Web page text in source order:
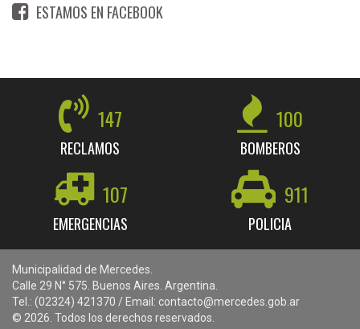
ESTAMOS EN FACEBOOK
147
RECLAMOS
100
BOMBEROS
107
EMERGENCIAS
911
POLICIA
Municipalidad de Mercedes.
Calle 29 N° 575. Buenos Aires. Argentina.
Tel.: (02324) 421370 / Email: contacto@mercedes.gob.ar
© 2026. Todos los derechos reservados.